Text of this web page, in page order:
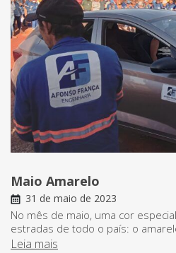
Maio Amarelo
31 de maio de 2023
No mês de maio, uma cor
estradas de todo o país: o
Leia mais